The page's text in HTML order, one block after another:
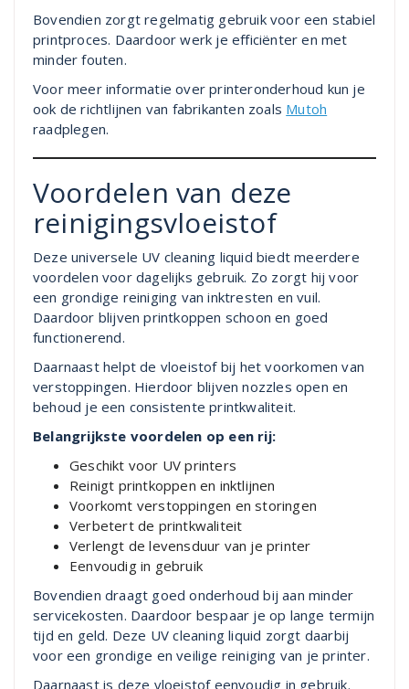
Bovendien zorgt regelmatig gebruik voor een stabiel
printproces. Daardoor werk je efficiënter en met
minder fouten.
Voor meer informatie over printeronderhoud kun je
ook de richtlijnen van fabrikanten zoals Mutoh
raadplegen.
Voordelen van deze
reinigingsvloeistof
Deze universele UV cleaning liquid biedt meerdere
voordelen voor dagelijks gebruik. Zo zorgt hij voor
een grondige reiniging van inktresten en vuil.
Daardoor blijven printkoppen schoon en goed
functionerend.
Daarnaast helpt de vloeistof bij het voorkomen van
verstoppingen. Hierdoor blijven nozzles open en
behoud je een consistente printkwaliteit.
Belangrijkste voordelen op een rij:
Geschikt voor UV printers
Reinigt printkoppen en inktlijnen
Voorkomt verstoppingen en storingen
Verbetert de printkwaliteit
Verlengt de levensduur van je printer
Eenvoudig in gebruik
Bovendien draagt goed onderhoud bij aan minder
servicekosten. Daardoor bespaar je op lange termijn
tijd en geld. Deze UV cleaning liquid zorgt daarbij
voor een grondige en veilige reiniging van je printer.
Daarnaast is deze vloeistof eenvoudig in gebruik.